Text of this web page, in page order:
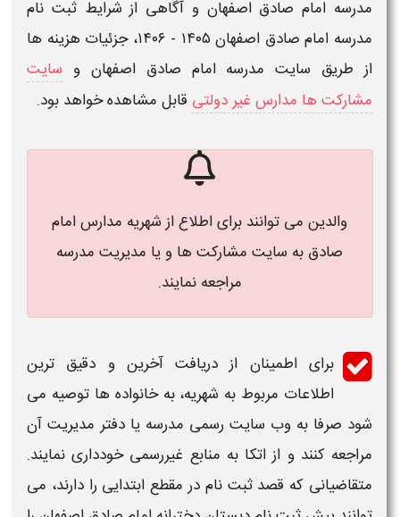
مدرسه امام صادق اصفهانو آگاهی ازشرایط ثبت نام
مدرسه امام صادق اصفهان ۱۴۰۵ - ۱۴۰۶
، جزئیات هزینه ها
از طریق سایت مدرسه امام صادق اصفهانو سایت
مشارکت ها مدارس غیر دولتی قابل مشاهده خواهد بود.
والدین می توانند برای اطلاع از شهریه مدارس امام
صادق به سایت مشارکت ها و یا مدیریت مدرسه
مراجعه نمایند.
برای اطمینان از دریافت آخرین و دقیق ترین
اطلاعات مربوط به شهریه، به خانواده ها توصیه می
شود صرفا به وب سایت رسمی مدرسه یا دفتر مدیریت آن
مراجعه کنند و از اتکا به منابع غیررسمی خودداری نمایند.
متقاضیانی که قصد ثبت نام در مقطع ابتدایی را دارند، می